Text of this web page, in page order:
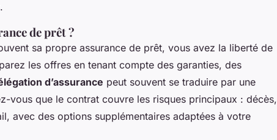
de prêt ?
sa propre assurance de prêt, vous avez la liberté de
les offres en tenant compte des garanties, des
d’assurance peut souvent se traduire par une
vous que le contrat couvre les risques principaux : décès,
avec des options supplémentaires adaptées à votre